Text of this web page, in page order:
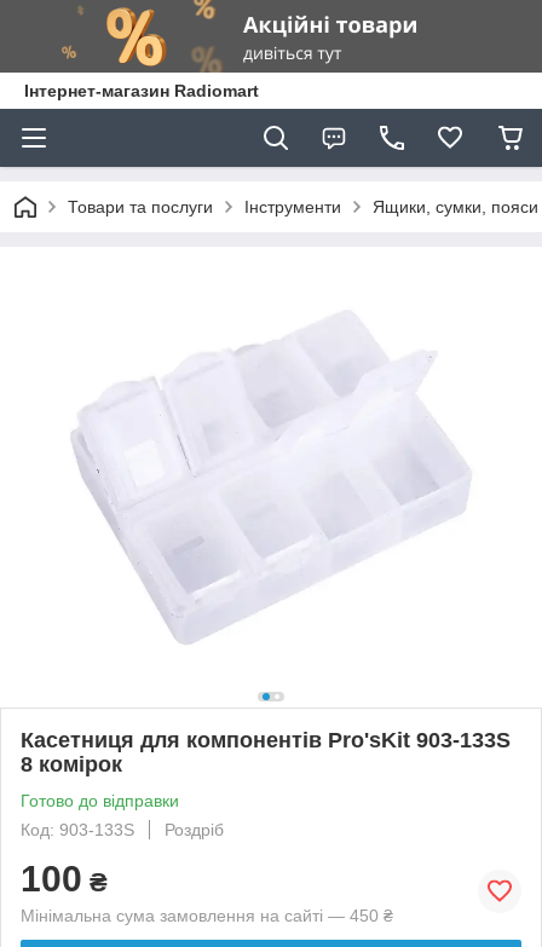
Інтернет-магазин Radiomart
Товари та послуги Інструменти Ящики, сумки, пояси
Касетниця для компонентів Pro'sKit 903-133S
8 комірок
Готово до відправки
Код: 903-133S
Роздріб
100 ₴
Мінімальна сума замовлення на сайті — 450 ₴